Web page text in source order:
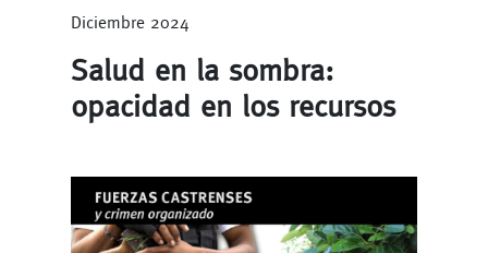
Diciembre 2024
Salud en la sombra:
opacidad en los recursos